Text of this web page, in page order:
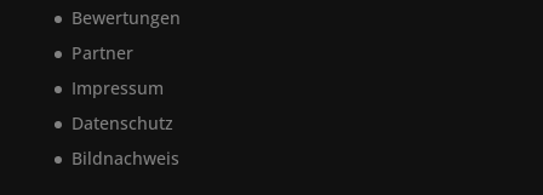
Bewertungen
Partner
Impressum
Datenschutz
Bildnachweis